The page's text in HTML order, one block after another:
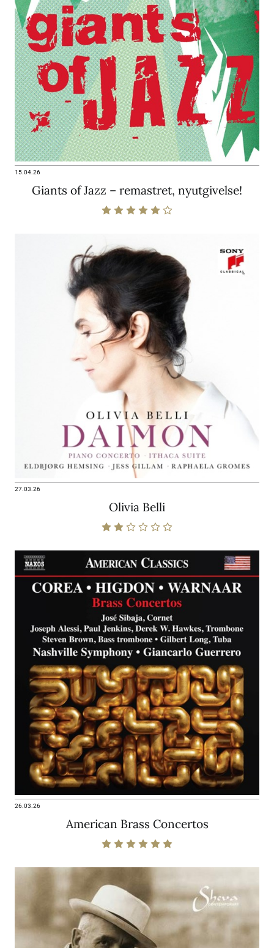
15.04.26
Giants of Jazz – remastret, nyutgivelse!
27.03.26
Olivia Belli
26.03.26
American Brass Concertos